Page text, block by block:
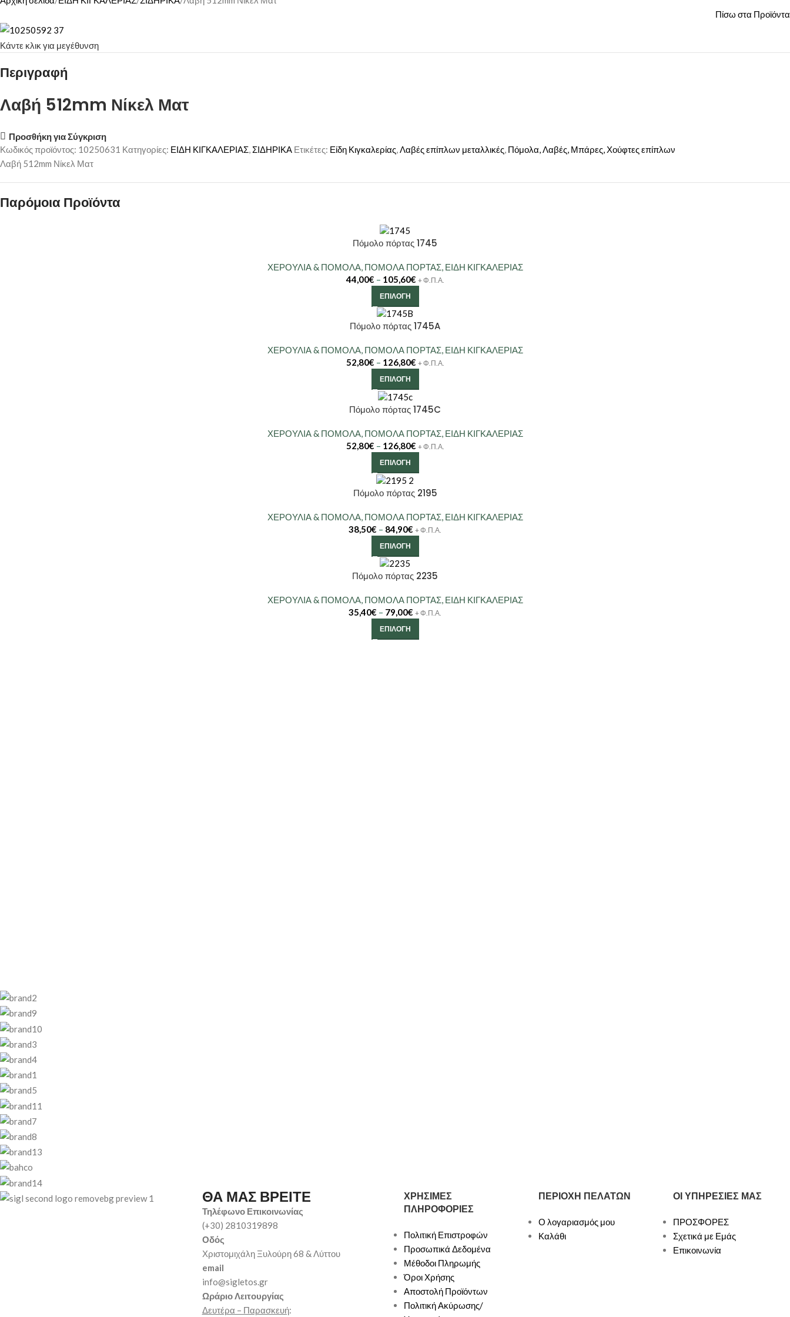
Πίσω στα Προϊόντα
Κάντε κλικ για μεγέθυνση
Περιγραφή
Λαβή 512mm Νίκελ Ματ
Προσθήκη για Σύγκριση
Κωδικός προϊόντος: 10250631 Κατηγορίες: ΕΙΔΗ ΚΙΓΚΑΛΕΡΙΑΣ, ΣΙΔΗΡΙΚΑ Ετικέτες: Είδη Κιγκαλερίας,Λαβές επίπλων μεταλλικές, Πόμολα, Λαβές, Μπάρες, Χούφτες επίπλων
Λαβή 512mm Νίκελ Ματ
Παρόμοια Προϊόντα
Πόμολο πόρτας 1745
ΧΕΡΟΥΛΙΑ & ΠΟΜΟΛΑ ΠΟΜΟΛΑ ΠΟΡΤΑΣ, ΕΙΔΗ ΚΙΓΚΑΛΕΡΙΑΣ
44,00€ – 105,60€ + Φ.Π.Α.
ΕΠΙΛΟΓΉ
Πόμολο πόρτας 1745A
ΧΕΡΟΥΛΙΑ & ΠΟΜΟΛΑ, ΠΟΜΟΛΑ ΠΟΡΤΑΣ, ΕΙΔΗ ΚΙΓΚΑΛΕΡΙΑΣ
52,80€ – 126,80€ + Φ.Π.Α.
ΕΠΙΛΟΓΉ
Πόμολο πόρτας 1745C
ΧΕΡΟΥΛΙΑ & ΠΟΜΟΛΑ, ΠΟΜΟΛΑ ΠΟΡΤΑΣ, ΕΙΔΗ ΚΙΓΚΑΛΕΡΙΑΣ
52,80€ – 126,80€ + Φ.Π.Α.
ΕΠΙΛΟΓΉ
Πόμολο πόρτας 2195
ΧΕΡΟΥΛΙΑ & ΠΟΜΟΛΑ, ΠΟΜΟΛΑ ΠΟΡΤΑΣ, ΕΙΔΗ ΚΙΓΚΑΛΕΡΙΑΣ
38,50€ – 84,90€ + Φ.Π.Α.
ΕΠΙΛΟΓΉ
Πόμολο πόρτας 2235
ΧΕΡΟΥΛΙΑ & ΠΟΜΟΛΑ, ΠΟΜΟΛΑ ΠΟΡΤΑΣ, ΕΙΔΗ ΚΙΓΚΑΛΕΡΙΑΣ
35,40€ – 79,00€ + Φ.Π.Α.
ΕΠΙΛΟΓΉ
ΘΑ ΜΑΣ ΒΡΕΙΤΕ
Τηλέφωνο Επικοινωνίας
(+30) 2810319898
Οδός
Χριστομιχάλη Ξυλούρη 68 & Λύττου
email
info@sigletos.gr
Ωράριο Λειτουργίας
Δευτέρα – Παρασκευή:
ΧΡΗΣΙΜΕΣ
ΠΛΗΡΟΦΟΡΙΕΣ
Πολιτική Επιστροφών
Προσωπικά Δεδομένα
Μέθοδοι Πληρωμής
Όροι Χρήσης
Αποστολή Προϊόντων
Πολιτική Ακύρωσης/
ΠΕΡΙΟΧΗ ΠΕΛΑΤΩΝ
Ο λογαριασμός μου
Καλάθι
ΟΙ ΥΠΗΡΕΣΙΕΣ ΜΑΣ
ΠΡΟΣΦΟΡΕΣ
Σχετικά με Εμάς
Επικοινωνία